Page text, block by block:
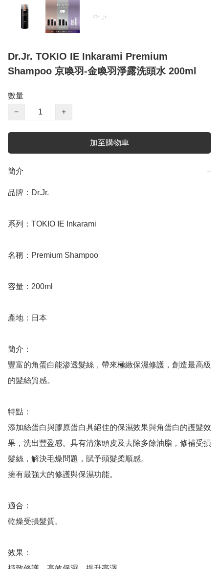
Dr.Jr. TOKIO IE Inkarami Premium
Shampoo 京喚羽-金喚羽淨露洗頭水 200ml
數量
−
+
加至購物車
簡介 −
品牌：Dr.Jr.
系列：TOKIO IE Inkarami
名稱：Premium Shampoo
容量：200ml
產地：日本
簡介：
豐富的角蛋白能渗透髮絲，帶來極緻保濕修護，創造最高級
的髮絲質感。
特點：
添加絲蛋白與膠原蛋白具絕佳的保濕效果與角蛋白的護髮效
果，洗出豐盈感。具有清潔頭皮及去除多餘油脂，修補受損
髮絲，解決毛燥問題，賦予頭髮柔順感。
擁有最強大的修護與保濕功能。
適合：
乾燥受損髮質。
效果：